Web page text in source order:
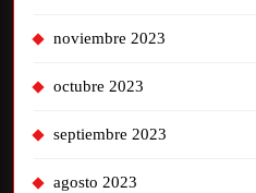
noviembre 2023
octubre 2023
septiembre 2023
agosto 2023